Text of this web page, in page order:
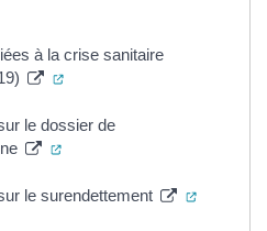
à la crise sanitaire
(ouverture dans un nouvel
le dossier de
(ouverture dans un nouvel
le surendettement